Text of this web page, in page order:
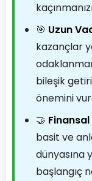
🎯 Uzun
kazançlar
bileşik
önemini
🤝
basit ve
dünyasına
başlangıç